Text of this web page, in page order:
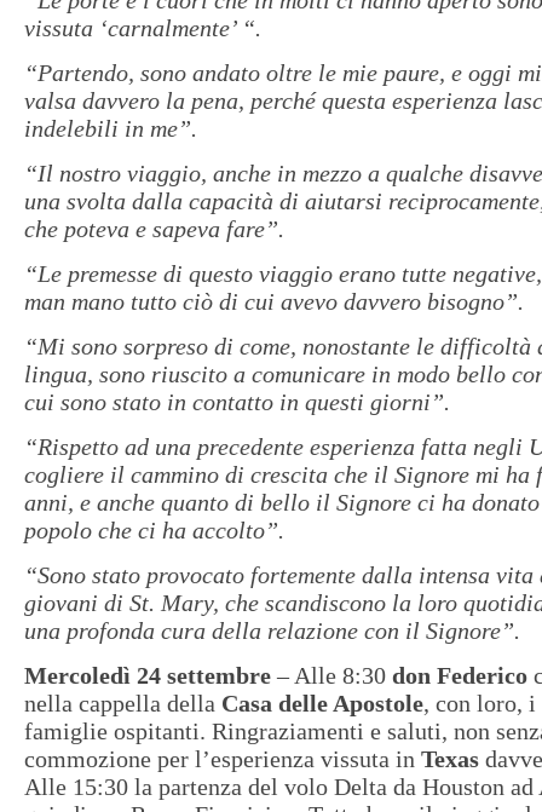
vissuta ‘carnalmente’ “.
“Partendo, sono andato oltre le mie paure, e oggi
valsa davvero la pena, perché questa esperienza
indelebili in me”.
“Il nostro viaggio, anche in mezzo a qualche
una svolta dalla capacità di aiutarsi
che poteva e sapeva fare”.
“Le premesse di questo viaggio erano tutte
man mano tutto ciò di cui avevo davvero bisogno”.
“Mi sono sorpreso di come, nonostante le difficoltà
lingua, sono riuscito a comunicare in modo bello
cui sono stato in contatto in questi giorni”.
“Rispetto ad una precedente esperienza fatta negli
cogliere il cammino di crescita che il Signore mi ha
anni, e anche quanto di bello il Signore ci ha
popolo che ci ha accolto”.
“Sono stato provocato fortemente dalla intensa
giovani di St. Mary, che scandiscono la loro
una profonda cura della relazione con il Signore”.
Mercoledì 24 settembre– Alle 8:30 don Federico
nella cappella della Casa delle Apostole, con loro,
famiglie ospitanti. Ringraziamenti e saluti, non
commozione per l’esperienza vissuta in Texas
Alle 15:30 la partenza del volo Delta da Houston ad